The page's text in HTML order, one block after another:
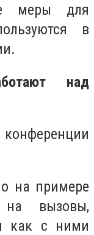
меры для
в
над
конференции
на примере
на вызовы,
как с ними